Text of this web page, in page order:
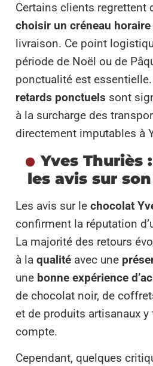
Certains clients regrettent
choisir un créneau
livraison. Ce point
période de Noël ou de
ponctualité est
retards ponctuels sont
à la surcharge des
directement imputables à
Yves Thuriès
les avis sur
Les avis sur le chocolat
confirment la réputation
La majorité des retours
à la qualité avec une
une bonne expérience
de chocolat noir, de
et de produits artisanaux y
compte.
Cependant, quelques